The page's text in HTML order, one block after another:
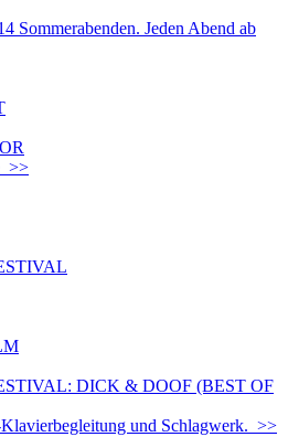
Sommerabenden. Jeden Abend ab
>>
DICK & DOOF (BEST OF
und Schlagwerk. >>